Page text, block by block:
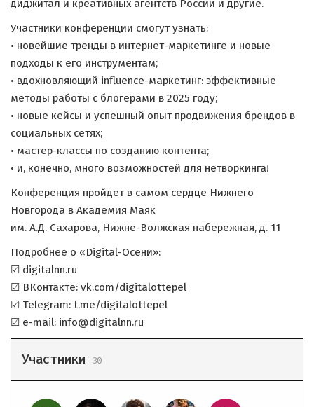
диджитал и креативных агентств России и другие.
Участники конференции смогут узнать:
• новейшие тренды в интернет-маркетинге и новые
подходы к его инструментам;
• вдохновляющий influence-маркетинг: эффективные
методы работы с блогерами в 2025 году;
• новые кейсы и успешный опыт продвижения брендов в
социальных сетях;
• мастер-классы по созданию контента;
• и, конечно, много возможностей для нетворкинга!
Конференция пройдет в самом сердце Нижнего
Новгорода в Академия Маяк
им. А.Д. Сахарова, Нижне-Волжская набережная, д. 11
Подробнее о «Digital-Осени»:
☑ digitalnn.ru
☑ ВКонтакте: vk.com/digitalottepel
☑ Telegram: t.me/digitalottepel
☑ e-mail: info@digitalnn.ru
Участники 30